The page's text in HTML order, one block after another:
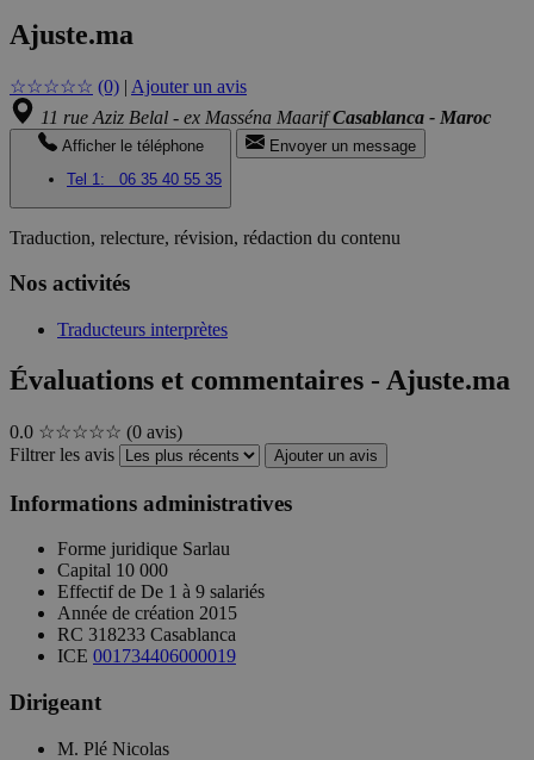
Ajuste.ma
☆☆☆☆☆ (0) | Ajouter un avis
11 rue Aziz Belal - ex Masséna MaarifCasablanca - Maroc
Afficher le téléphone
Tel 1:
06 35 40 55 35
Envoyer un message
Traduction, relecture, révision, rédaction du contenu
Nos activités
Traducteurs interprètes
Évaluations et commentaires - Ajuste.ma
0.0 ☆☆☆☆☆ (0 avis)
Filtrer les avis
Ajouter un avis
Informations administratives
Forme juridique Sarlau
Capital 10 000
Effectif de De 1 à 9 salariés
Année de création 2015
RC 318233 Casablanca
ICE 001734406000019
Dirigeant
M. Plé Nicolas